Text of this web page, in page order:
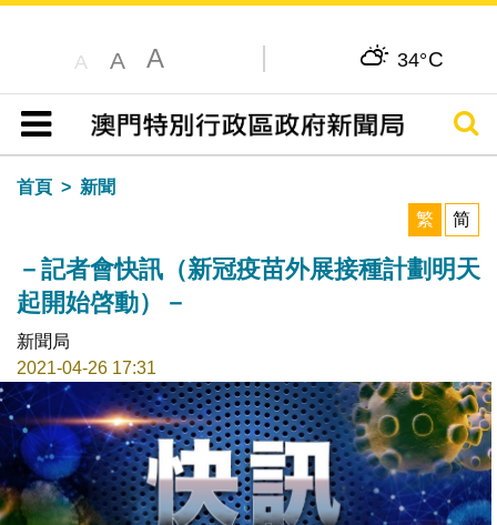
A A A 34°C
目錄
搜尋
首頁
新聞
繁
简
－記者會快訊（新冠疫苗外展接種計劃明天
起開始啓動）－
新聞局
2021-04-26 17:31